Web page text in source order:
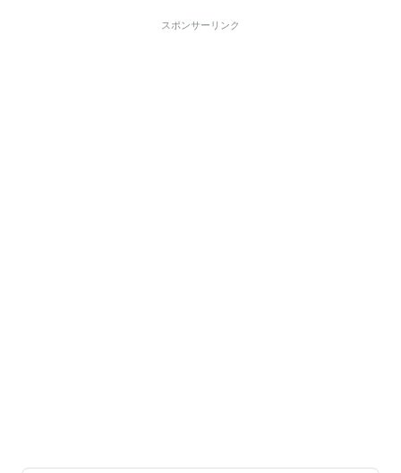
スポンサーリンク